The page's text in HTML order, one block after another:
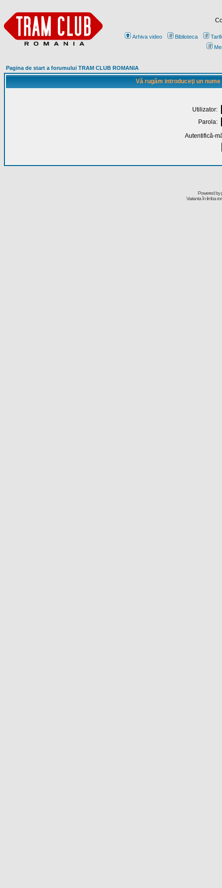
Arhiva video Biblioteca
Pagina de start a forumului TRAM CLUB ROMANIA
Vă rugăm introduceţi un
Utilizator:
Parola:
Autentifică-
Powered by
Varianta în limba